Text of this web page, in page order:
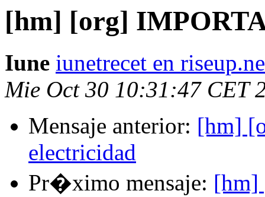
[hm] [org]
Iune iunetrecet en
Mie Oct 30 10:31:47 CET
Mensaje anterior: [hm]
electricidad
Pr�ximo mensaje: [hm]